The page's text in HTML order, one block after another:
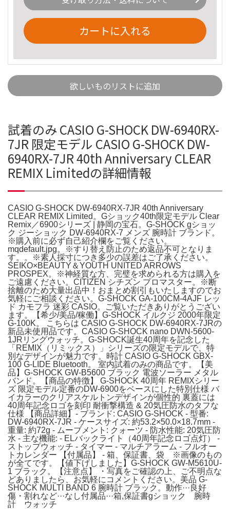
カートに入れる
欲しいものリストに追加
試着のみ CASIO G-SHOCK DW-6940RX-
7JR 限定モデル CASIO G-SHOCK DW-
6940RX-7JR 40th Anniversary CLEAR
REMIX Limitedの詳細情報
CASIO G-SHOCK DW-6940RX-7JR 40th Anniversary
CLEAR REMIX Limited。Gショック40th限定モデル Clear
Remix／6900シリーズ | 静岡の宝石。G-SHOCK gショッ
ク ジーショック DW-6940RX-7 メンズ 腕時計 ブランド。
※購入前に必ず自己紹介欄をご覧ください。
mqdefault.jpg。※すり替え防止のため返品不可となりま
す。。※素人採寸につき多少の誤差はご了承ください。
SEIKO×BEAUTY＆YOUTH UNITED ARROWS
PROSPEX。※神経質な方、完璧を求められる方は購入を
ご遠慮ください。CITIZEN シチズン プロマスター。※断
捨離のため大量出品中！おまとめ割引もいたしますのでお
気軽にご相談ください。G-SHOCK GA-100CM-4AJF レッ
ド カモフラ 迷彩 CASIO。ご覧いただきありがとうござい
ます。【希少/美品/稼働】G-SHOCK イルクジ 2000年限定
G-100K。 こちらは CASIO G-SHOCK DW-6940RX-7JRの
新品未使用品です。CASIO G-SHOCK nano DWN-5600-
1JRリングウォッチ。G-SHOCK誕生40周年を記念した
「REMIX（リミックス）」シリーズの限定モデルで、特
別なデザインが魅力です。時計 CASIO G-SHOCK GBX-
100 G-LIDE Bluetooth。 室内試着のみの商品です。【美
品】G-SHOCK GW-B5600 ブラック 電波ソーラー メタル
バンド。【商品の特徴】 G-SHOCK 40周年 REMIXシリー
ズ 限定モデル定番のDW-6900をベースにした特別仕様 バ
イカラーのクリアスケルトンデザインが個性的 裏蓋には
40周年記念ロゴを刻印 耐衝撃構造 & 20気圧防水のタフな
仕様 【商品詳細】- ブランド: CASIO G-SHOCK - 型番:
DW-6940RX-7JR - ケースサイズ: 約53.2×50.0×18.7mm -
重量: 約72g - ムーブメント: クォーツ - 防水性能: 20気圧防
水 - 主な機能: - ELバックライト（40周年記念ロゴ点灯） -
ストップウォッチ - タイマー - マルチアラーム - フルオー
トカレンダー 【付属品】 - 箱、保証書、袋 ※画像のもの
が全てです。【値下げしました】G-SHOCK GW-M5610U-
1 ブラック。【注意点】 ・写真をご確認の上、ご不明点な
どありましたら、お気軽にコメントください。美品 G-
SHOCK MULTI BAND 6 腕時計 ブラック。動作···良好
傷・割れなど···なし付属品···箱,保証書gショック 腕時
計 ウォッチ